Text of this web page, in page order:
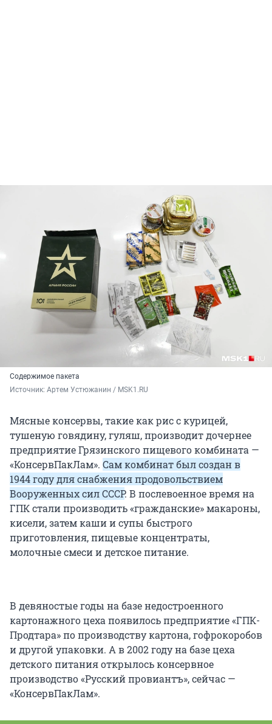
Содержимое пакета
Источник: Артем Устюжанин / MSK1.RU
Мясные консервы, такие как рис с курицей,
тушеную говядину, гуляш, производит дочернее
предприятие Грязинского пищевого комбината —
«КонсервПакЛам». Сам комбинат был создан в
1944 году для снабжения продовольствием
Вооруженных сил СССР. В послевоенное время на
ГПК стали производить «гражданские» макароны,
кисели, затем каши и супы быстрого
приготовления, пищевые концентраты,
молочные смеси и детское питание.
В девяностые годы на базе недостроенного
картонажного цеха появилось предприятие «ГПК-
Продтара» по производству картона, гофрокоробов
и другой упаковки. А в 2002 году на базе цеха
детского питания открылось консервное
производство «Русский провиантъ», сейчас —
«КонсервПакЛам».